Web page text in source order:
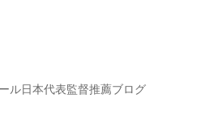
ル日本代表監督推薦ブログ